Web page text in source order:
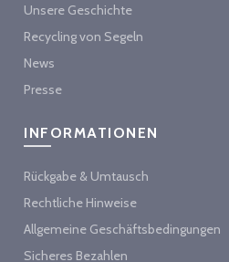
Unsere Geschichte
Recycling von Segeln
News
Presse
INFORMATIONEN
Rückgabe & Umtausch
Rechtliche Hinweise
Allgemeine Geschäftsbedingungen
Sicheres Bezahlen